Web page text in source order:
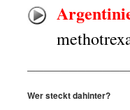
Wer steckt dahinter?